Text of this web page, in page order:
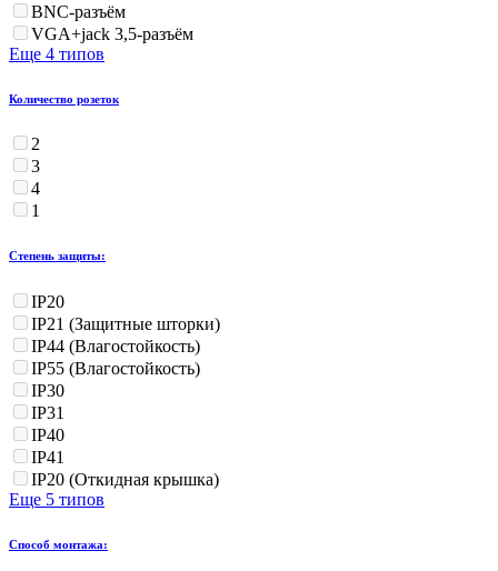
BNC-разъём
VGA+jack 3,5-разъём
Еще 4 типов
Количество розеток
2
3
4
1
Степень защиты:
IP20
IP21 (Защитные шторки)
IP44 (Влагостойкость)
IP55 (Влагостойкость)
IP30
IP31
IP40
IP41
IP20 (Откидная крышка)
Еще 5 типов
Способ монтажа: